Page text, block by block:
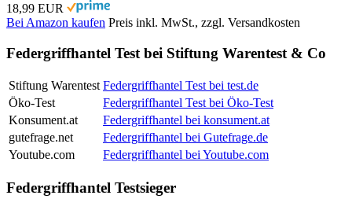
18,99 EUR
Bei Amazon kaufen Preis inkl. MwSt., zzgl. Versandkosten
Federgriffhantel Test bei Stiftung Warentest & Co
Stiftung Warentest Federgriffhantel Test bei test.de
Öko-Test
Federgriffhantel Test bei Öko-Test
Konsument.at
Federgriffhantel bei konsument.at
gutefrage.net
Federgriffhantel bei Gutefrage.de
Youtube.com
Federgriffhantel bei Youtube.com
Federgriffhantel Testsieger